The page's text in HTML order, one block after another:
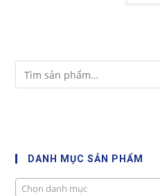
DANH MỤC SẢN PHẨM
Chọn danh mục